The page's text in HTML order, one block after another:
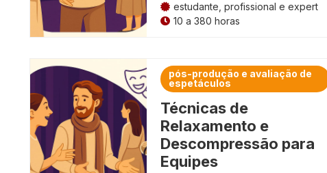
estudante, profissional e expert
10 a 380 horas
pós-produção e avaliação de
espetáculos
Técnicas de
Relaxamento e
Descompressão para
Equipes